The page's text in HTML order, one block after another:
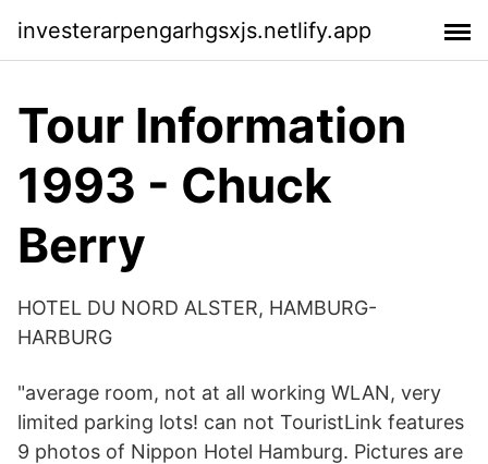
investerarpengarhgsxjs.netlify.app
Tour Information
1993 - Chuck
Berry
HOTEL DU NORD ALSTER, HAMBURG-
HARBURG
"average room, not at all working WLAN, very
limited parking lots! can not TouristLink features
9 photos of Nippon Hotel Hamburg. Pictures are